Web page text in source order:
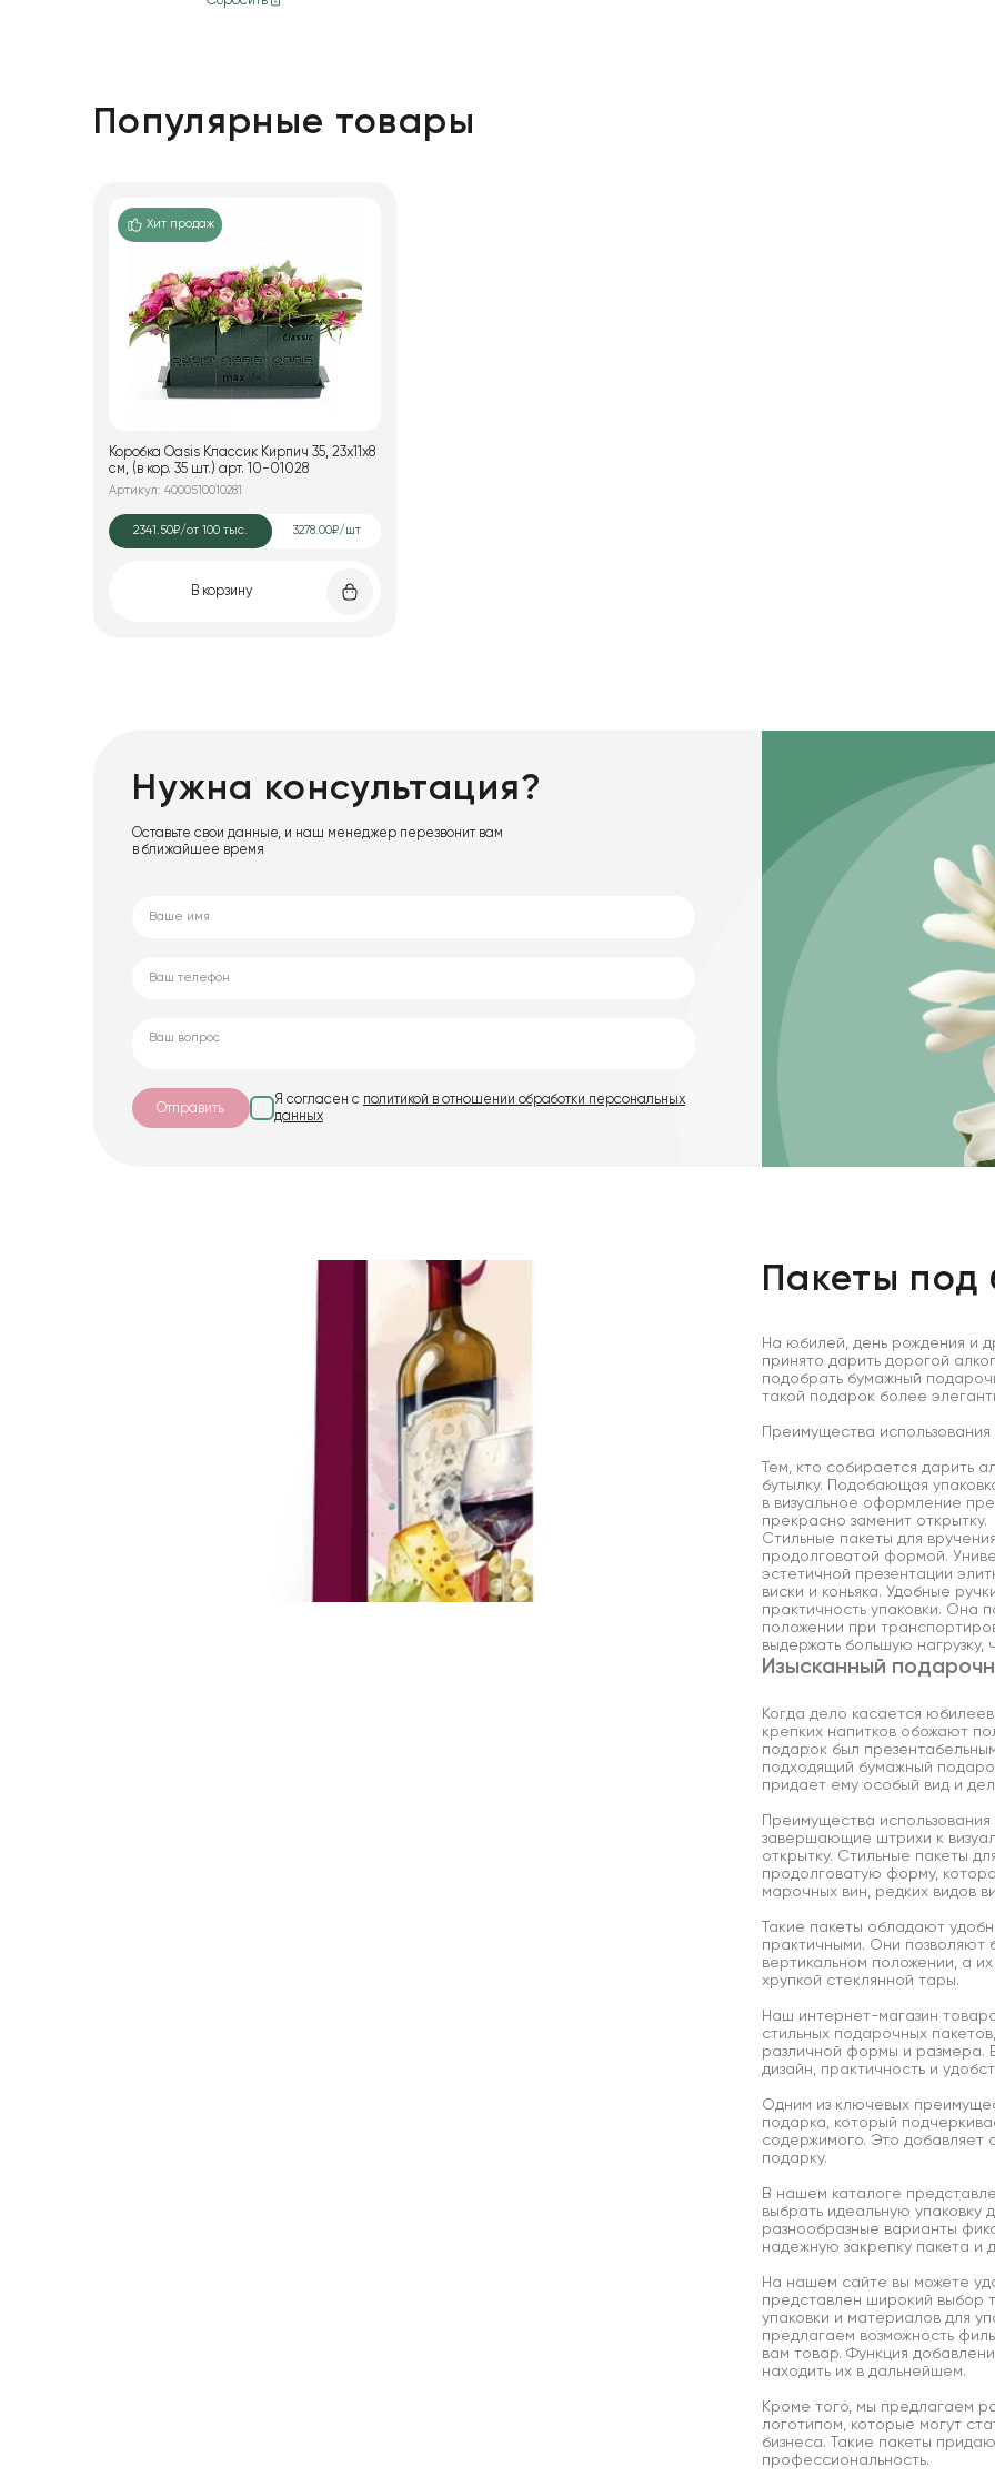
Хлопок
Сухоцветы в ассортименте
Популярные товары
Хит продаж
Коробка Oasis Классик Кирпич 35, 23x11x8
см, (в кор. 35 шт.) арт. 10-01028
Артикул: 4000510010281
2341.50₽/от 100 тыс. 3278.00₽/шт
В корзину
Нужна консультация?
Оставьте свои данные, и наш менеджер перезвонит вам
в ближайшее время
Отправить
Я согласен с политикой в отношении обработки персональных
данных
Пакеты под
На юбилей, день рождения и
принято дарить дорогой
подобрать бумажный
такой подарок более
Преимущества
Тем, кто собирается дарить
бутылку. Подобающая
в визуальное оформление
прекрасно заменит открытку.
Стильные пакеты для
продолговатой формой.
эстетичной презентации
виски и коньяка. Удобные
практичность упаковки. Она
положении при
выдержать большую
Изысканный
Когда дело касается
крепких напитков обожают
подарок был
подходящий бумажный
придает ему особый вид и
Преимущества
завершающие штрихи к
открытку. Стильные пакеты
продолговатую форму,
марочных вин, редких видов
Такие пакеты обладают
практичными. Они позволяют
вертикальном положении, а
хрупкой стеклянной тары.
Наш интернет-магазин
стильных подарочных
различной формы и размера.
дизайн, практичность и
Одним из ключевых
подарка, который
содержимого. Это добавляет
подарку.
В нашем каталоге
выбрать идеальную упаковку
разнообразные варианты
надежную закрепку пакета и
На нашем сайте вы можете
представлен широкий выбор
упаковки и материалов для
предлагаем возможность
вам товар. Функция
находить их в дальнейшем.
Кроме того, мы предлагаем
логотипом, которые могут
бизнеса. Такие пакеты
профессиональность.